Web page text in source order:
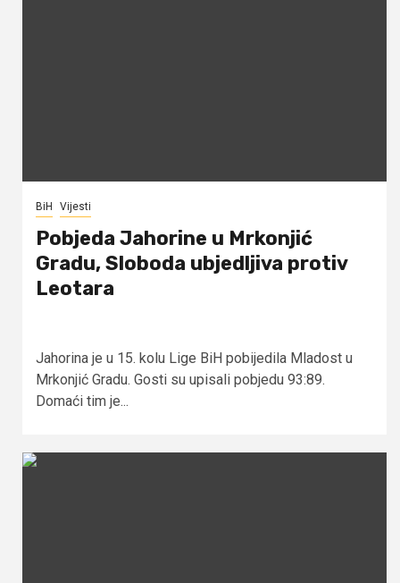
BiH Vijesti
Pobjeda Jahorine u Mrkonjić
Gradu, Sloboda ubjedljiva protiv
Leotara
Jahorina je u 15. kolu Lige BiH pobijedila Mladost u
Mrkonjić Gradu. Gosti su upisali pobjedu 93:89.
Domaći tim je...